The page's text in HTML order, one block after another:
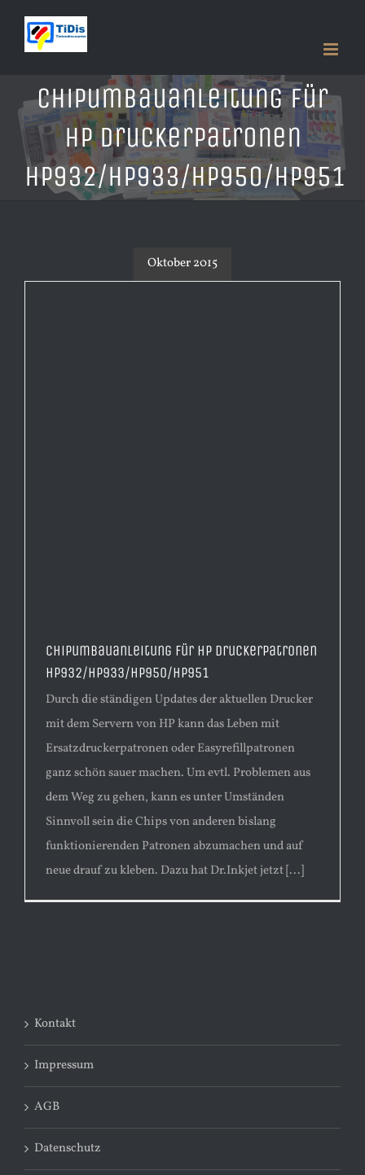
Inhalt
Chipumbauanleitung für
HP Druckerpatronen
HP932/HP933/HP950/HP951
Oktober 2015
Chipumbauanleitung für HP Druckerpatronen
HP932/HP933/HP950/HP951
Durch die ständigen Updates der aktuellen Drucker
mit dem Servern von HP kann das Leben mit
Ersatzdruckerpatronen oder Easyrefillpatronen
ganz schön sauer machen. Um evtl. Problemen aus
dem Weg zu gehen, kann es unter Umständen
Sinnvoll sein die Chips von anderen bislang
funktionierenden Patronen abzumachen und auf
neue drauf zu kleben. Dazu hat Dr.Inkjet jetzt [...]
Kontakt
Impressum
AGB
Datenschutz